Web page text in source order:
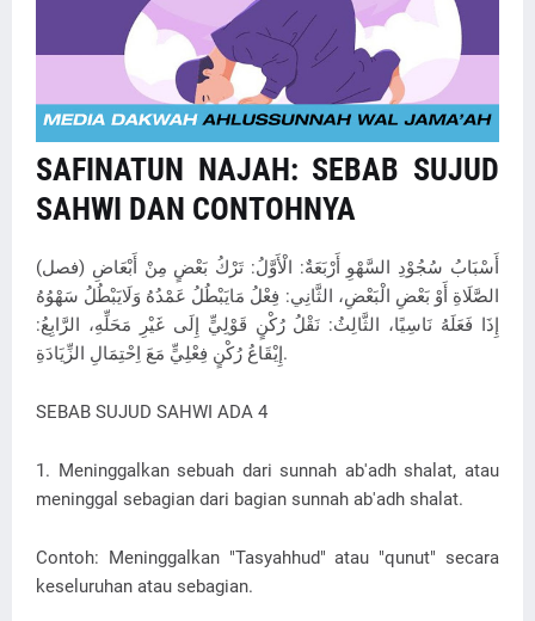
SAFINATUN NAJAH: SEBAB SUJUD
SAHWI DAN CONTOHNYA
(فصل) أَسْبَابُ سُجُوْدِ السَّهْوِ أَرْبَعَةٌ: الْأَوَّلُ: تَرْكُ بَعْضٍ مِنْ أَبْعَاضِ
الصَّلَاةِ أَوْ بَعْضِ الْبَعْضِ، الثَّانِي: فِعْلُ مَايَبْطُلُ عَمْدُهُ وَلَايَبْطُلُ سَهْوُهُ
إِذَا فَعَلَهُ نَاسِيًا، الثَّالِثُ: نَقْلُ رُكْنٍ قَوْلِيٍّ إِلَى غَيْرِ مَحَلِّهِ، الرَّابِعُ:
إِيْقَاعُ رُكْنٍ فِعْلِيٍّ مَعَ اِحْتِمَالِ الزِّيَادَةِ.
SEBAB SUJUD SAHWI ADA 4
1. Meninggalkan sebuah dari sunnah ab'adh shalat, atau
meninggal sebagian dari bagian sunnah ab'adh shalat.
Contoh: Meninggalkan "Tasyahhud" atau "qunut" secara
keseluruhan atau sebagian.